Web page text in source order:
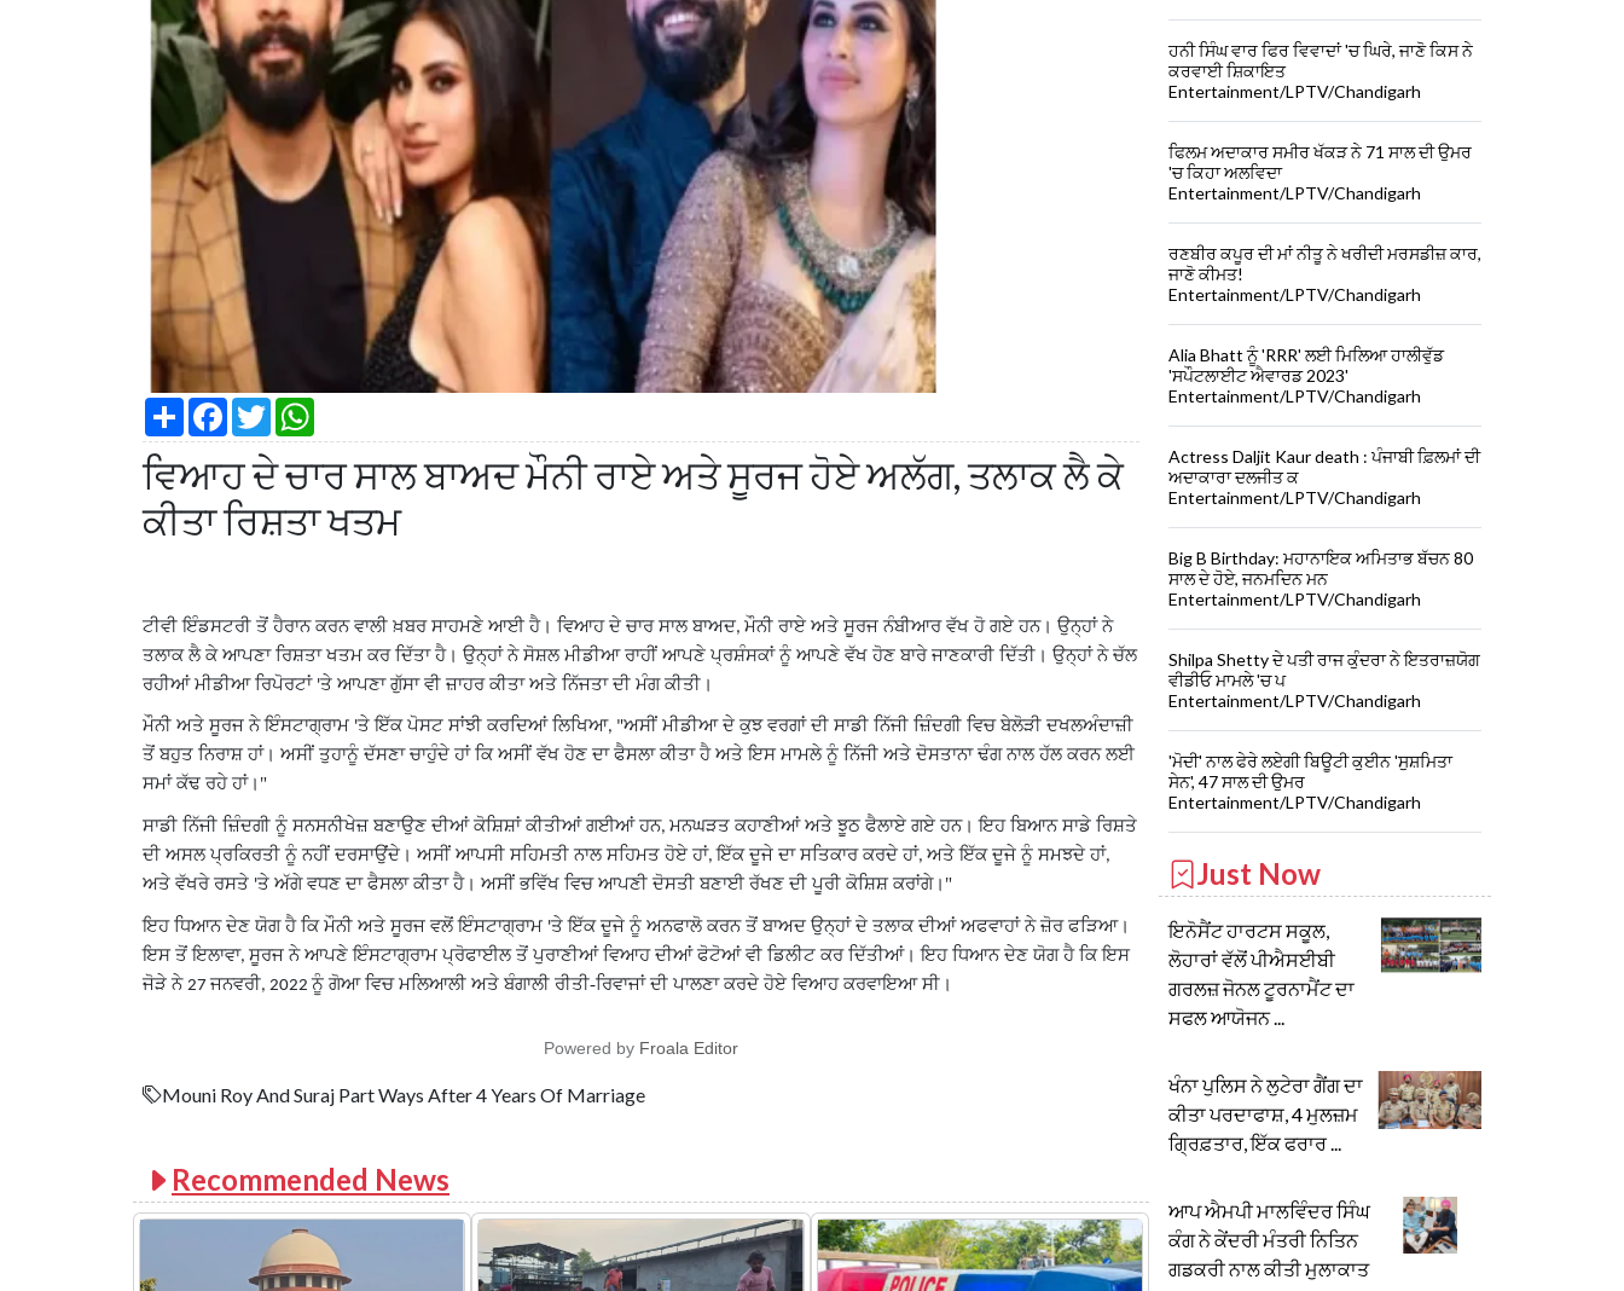
S
a
r
e
F
c
e
b
o
k
T
w
i
t
t
r
a
t
s
p
ਵਿਆਹ ਦੇ ਚਾਰ ਸਾਲ ਬਾਅਦ ਮੌਨੀ ਰਾਏ ਅਤੇ ਸੂਰਜ ਹੋਏ ਅਲੱਗ, ਤਲਾਕ ਲੈ ਕੇ
ਕੀਤਾ ਰਿਸ਼ਤਾ ਖਤਮ
ਟੀਵੀ ਇੰਡਸਟਰੀ ਤੋਂ ਹੈਰਾਨ ਕਰਨ ਵਾਲੀ ਖ਼ਬਰ ਸਾਹਮਣੇ ਆਈ ਹੈ। ਵਿਆਹ ਦੇ ਚਾਰ ਸਾਲ ਬਾਅਦ, ਮੌਨੀ ਰਾਏ ਅਤੇ ਸੂਰਜ ਨੰਬੀਆਰ ਵੱਖ ਹੋ ਗਏ ਹਨ। ਉਨ੍ਹਾਂ ਨੇ
ਤਲਾਕ ਲੈ ਕੇ ਆਪਣਾ ਰਿਸ਼ਤਾ ਖਤਮ ਕਰ ਦਿੱਤਾ ਹੈ। ਉਨ੍ਹਾਂ ਨੇ ਸੋਸ਼ਲ ਮੀਡੀਆ ਰਾਹੀਂ ਆਪਣੇ ਪ੍ਰਸ਼ੰਸਕਾਂ ਨੂੰ ਆਪਣੇ ਵੱਖ ਹੋਣ ਬਾਰੇ ਜਾਣਕਾਰੀ ਦਿੱਤੀ। ਉਨ੍ਹਾਂ ਨੇ ਚੱਲ
ਰਹੀਆਂ ਮੀਡੀਆ ਰਿਪੋਰਟਾਂ 'ਤੇ ਆਪਣਾ ਗੁੱਸਾ ਵੀ ਜ਼ਾਹਰ ਕੀਤਾ ਅਤੇ ਨਿੱਜਤਾ ਦੀ ਮੰਗ ਕੀਤੀ।
ਮੌਨੀ ਅਤੇ ਸੂਰਜ ਨੇ ਇੰਸਟਾਗ੍ਰਾਮ 'ਤੇ ਇੱਕ ਪੋਸਟ ਸਾਂਝੀ ਕਰਦਿਆਂ ਲਿਖਿਆ, "ਅਸੀਂ ਮੀਡੀਆ ਦੇ ਕੁਝ ਵਰਗਾਂ ਦੀ ਸਾਡੀ ਨਿੱਜੀ ਜ਼ਿੰਦਗੀ ਵਿਚ ਬੇਲੋੜੀ ਦਖਲਅੰਦਾਜ਼ੀ
ਤੋਂ ਬਹੁਤ ਨਿਰਾਸ਼ ਹਾਂ। ਅਸੀਂ ਤੁਹਾਨੂੰ ਦੱਸਣਾ ਚਾਹੁੰਦੇ ਹਾਂ ਕਿ ਅਸੀਂ ਵੱਖ ਹੋਣ ਦਾ ਫੈਸਲਾ ਕੀਤਾ ਹੈ ਅਤੇ ਇਸ ਮਾਮਲੇ ਨੂੰ ਨਿੱਜੀ ਅਤੇ ਦੋਸਤਾਨਾ ਢੰਗ ਨਾਲ ਹੱਲ ਕਰਨ ਲਈ
ਸਮਾਂ ਕੱਢ ਰਹੇ ਹਾਂ।"
ਸਾਡੀ ਨਿੱਜੀ ਜ਼ਿੰਦਗੀ ਨੂੰ ਸਨਸਨੀਖੇਜ਼ ਬਣਾਉਣ ਦੀਆਂ ਕੋਸ਼ਿਸ਼ਾਂ ਕੀਤੀਆਂ ਗਈਆਂ ਹਨ, ਮਨਘੜਤ ਕਹਾਣੀਆਂ ਅਤੇ ਝੂਠ ਫੈਲਾਏ ਗਏ ਹਨ। ਇਹ ਬਿਆਨ ਸਾਡੇ ਰਿਸ਼ਤੇ
ਦੀ ਅਸਲ ਪ੍ਰਕਿਰਤੀ ਨੂੰ ਨਹੀਂ ਦਰਸਾਉਂਦੇ। ਅਸੀਂ ਆਪਸੀ ਸਹਿਮਤੀ ਨਾਲ ਸਹਿਮਤ ਹੋਏ ਹਾਂ,ਇੱਕ ਦੂਜੇ ਦਾ ਸਤਿਕਾਰ ਕਰਦੇ ਹਾਂ, ਅਤੇ ਇੱਕ ਦੂਜੇ ਨੂੰ ਸਮਝਦੇ ਹਾਂ,
ਅਤੇ ਵੱਖਰੇ ਰਸਤੇ 'ਤੇ ਅੱਗੇ ਵਧਣ ਦਾ ਫੈਸਲਾ ਕੀਤਾ ਹੈ। ਅਸੀਂ ਭਵਿੱਖ ਵਿਚ ਆਪਣੀ ਦੋਸਤੀ ਬਣਾਈ ਰੱਖਣ ਦੀ ਪੂਰੀ ਕੋਸ਼ਿਸ਼ ਕਰਾਂਗੇ।"
ਇਹ ਧਿਆਨ ਦੇਣ ਯੋਗ ਹੈ ਕਿ ਮੌਨੀ ਅਤੇ ਸੂਰਜ ਵਲੋਂ ਇੰਸਟਾਗ੍ਰਾਮ 'ਤੇ ਇੱਕ ਦੂਜੇ ਨੂੰ ਅਨਫਾਲੋ ਕਰਨ ਤੋਂ ਬਾਅਦ ਉਨ੍ਹਾਂ ਦੇ ਤਲਾਕ ਦੀਆਂ ਅਫਵਾਹਾਂ ਨੇ ਜ਼ੋਰ ਫੜਿਆ।
ਇਸ ਤੋਂ ਇਲਾਵਾ, ਸੂਰਜ ਨੇ ਆਪਣੇ ਇੰਸਟਾਗ੍ਰਾਮ ਪ੍ਰੋਫਾਈਲ ਤੋਂ ਪੁਰਾਣੀਆਂ ਵਿਆਹ ਦੀਆਂ ਫੋਟੋਆਂ ਵੀ ਡਿਲੀਟ ਕਰ ਦਿੱਤੀਆਂ। ਇਹ ਧਿਆਨ ਦੇਣ ਯੋਗ ਹੈ ਕਿ ਇਸ
ਜੋੜੇ ਨੇ 27 ਜਨਵਰੀ, 2022ਨੂੰ ਗੋਆ ਵਿਚ ਮਲਿਆਲੀ ਅਤੇ ਬੰਗਾਲੀ ਰੀਤੀ-ਰਿਵਾਜਾਂ ਦੀ ਪਾਲਣਾ ਕਰਦੇ ਹੋਏ ਵਿਆਹ ਕਰਵਾਇਆ ਸੀ।
Powered by Froala Editor
Mouni Roy And Suraj Part Ways After 4 Years Of Marriage
Recommended News
ਹਨੀ ਸਿੰਘ ਵਾਰ ਫਿਰ ਵਿਵਾਦਾਂ 'ਚ ਘਿਰੇ, ਜਾਣੋ ਕਿਸ ਨੇ
ਕਰਵਾਈ ਸ਼ਿਕਾਇਤ
Entertainment/LPTV/Chandigarh
ਫਿਲਮ ਅਦਾਕਾਰ ਸਮੀਰ ਖੱਕੜ ਨੇ 71 ਸਾਲ ਦੀ ਉਮਰ
'ਚ ਕਿਹਾ ਅਲਵਿਦਾ
Entertainment/LPTV/Chandigarh
ਰਣਬੀਰ ਕਪੂਰ ਦੀ ਮਾਂ ਨੀਤੂ ਨੇ ਖਰੀਦੀ ਮਰਸਡੀਜ਼ ਕਾਰ,
ਜਾਣੋ ਕੀਮਤ!
Entertainment/LPTV/Chandigarh
Alia Bhatt ਨੂੰ 'RRR' ਲਈ ਮਿਲਿਆ ਹਾਲੀਵੁੱਡ
'ਸਪੌਟਲਾਈਟ ਐਵਾਰਡ 2023'
Entertainment/LPTV/Chandigarh
Actress Daljit Kaur death : ਪੰਜਾਬੀ ਫ਼ਿਲਮਾਂ ਦੀ
ਅਦਾਕਾਰਾ ਦਲਜੀਤ ਕ
Entertainment/LPTV/Chandigarh
Big B Birthday: ਮਹਾਨਾਇਕ ਅਮਿਤਾਭ ਬੱਚਨ 80
ਸਾਲ ਦੇ ਹੋਏ, ਜਨਮਦਿਨ ਮਨ
Entertainment/LPTV/Chandigarh
Shilpa Shetty ਦੇ ਪਤੀ ਰਾਜ ਕੁੰਦਰਾ ਨੇ ਇਤਰਾਜ਼ਯੋਗ
ਵੀਡੀਓ ਮਾਮਲੇ 'ਚ ਪ
Entertainment/LPTV/Chandigarh
'ਮੋਦੀ' ਨਾਲ ਫੇਰੇ ਲਏਗੀ ਬਿਊਟੀ ਕੁਈਨ 'ਸੁਸ਼ਮਿਤਾ
ਸੇਨ', 47 ਸਾਲ ਦੀ ਉਮਰ
Entertainment/LPTV/Chandigarh
Just Now
ਇਨੋਸੈਂਟ ਹਾਰਟਸ ਸਕੂਲ,
ਲੋਹਾਰਾਂ ਵੱਲੋਂ ਪੀਐਸਈਬੀ
ਗਰਲਜ਼ ਜੋਨਲ ਟੂਰਨਾਮੈਂਟ ਦਾ
ਸਫਲ ਆਯੋਜਨ ...
ਖੰਨਾ ਪੁਲਿਸ ਨੇ ਲੁਟੇਰਾ ਗੈਂਗ ਦਾ
ਕੀਤਾ ਪਰਦਾਫਾਸ਼, 4 ਮੁਲਜ਼ਮ
ਗ੍ਰਿਫ਼ਤਾਰ, ਇੱਕ ਫਰਾਰ ...
ਆਪ ਐਮਪੀ ਮਾਲਵਿੰਦਰ ਸਿੰਘ
ਕੰਗ ਨੇ ਕੇਂਦਰੀ ਮੰਤਰੀ ਨਿਤਿਨ
ਗਡਕਰੀ ਨਾਲ ਕੀਤੀ ਮੁਲਾਕਾਤ